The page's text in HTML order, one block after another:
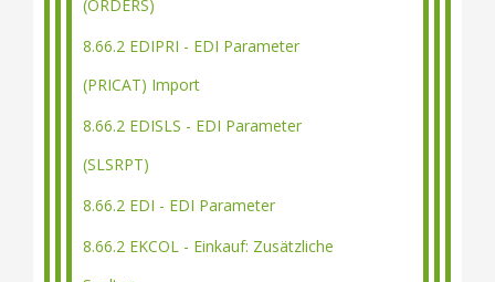
(ORDERS)
8.66.2 EDIPRI - EDI Parameter
(PRICAT) Import
8.66.2 EDISLS - EDI Parameter
(SLSRPT)
8.66.2 EDI - EDI Parameter
8.66.2 EKCOL - Einkauf: Zusätzliche